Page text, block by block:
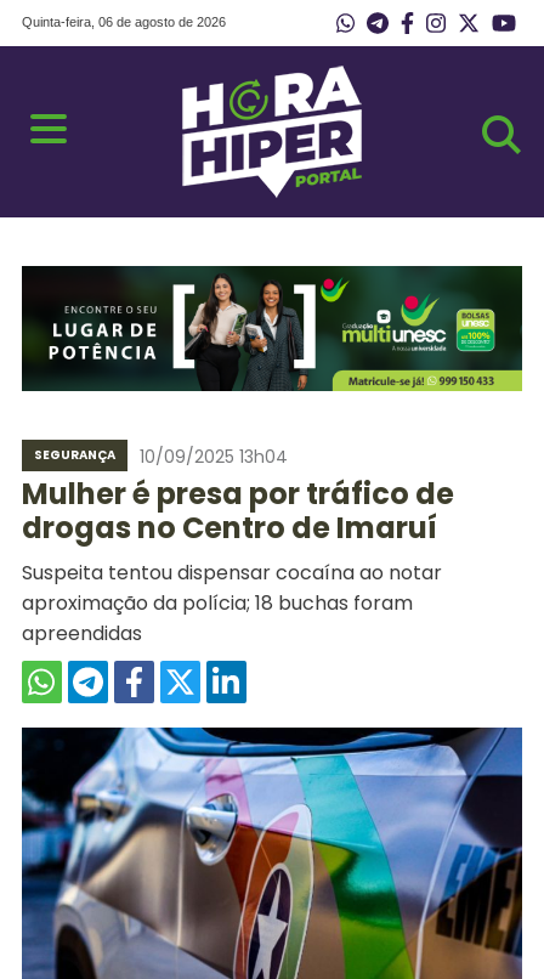
Quinta-feira, 06 de agosto de 2026
SEGURANÇA 10/09/2025 13h04
Mulher é presa por tráfico de
drogas no Centro de Imaruí
Suspeita tentou dispensar cocaína ao notar
aproximação da polícia; 18 buchas foram
apreendidas